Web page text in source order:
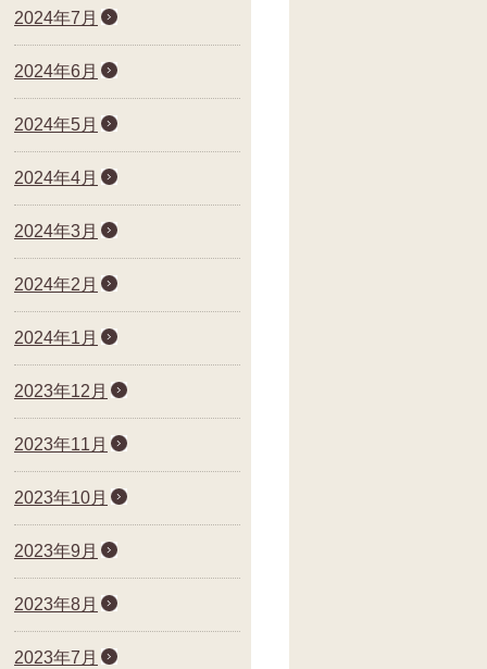
2024年7月
2024年6月
2024年5月
2024年4月
2024年3月
2024年2月
2024年1月
2023年12月
2023年11月
2023年10月
2023年9月
2023年8月
2023年7月